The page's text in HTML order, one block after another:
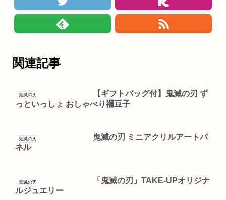
関連記事
鬼滅の刃
【ギフトバッグ付】鬼滅の刃 ず
っといっしょ おしゃべり禰豆子
鬼滅の刃
鬼滅の刃 ミニアクリルアートパ
ネル
鬼滅の刃
「鬼滅の刃」TAKE-UPオリジナ
ルジュエリー